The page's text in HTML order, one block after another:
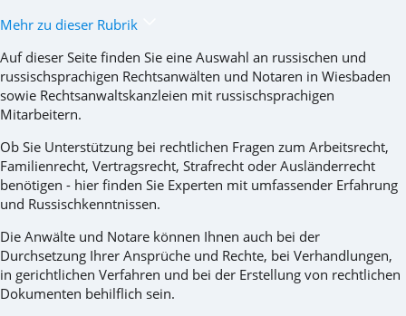
Mehr zu dieser Rubrik
Auf dieser Seite finden Sie eine Auswahl an russischen und
russischsprachigen Rechtsanwälten und Notaren in Wiesbaden
sowie Rechtsanwaltskanzleien mit russischsprachigen
Mitarbeitern.
Ob Sie Unterstützung bei rechtlichen Fragen zum Arbeitsrecht,
Familienrecht, Vertragsrecht, Strafrecht oder Ausländerrecht
benötigen - hier finden Sie Experten mit umfassender Erfahrung
und Russischkenntnissen.
Die Anwälte und Notare können Ihnen auch bei der
Durchsetzung Ihrer Ansprüche und Rechte, bei Verhandlungen,
in gerichtlichen Verfahren und bei der Erstellung von rechtlichen
Dokumenten behilflich sein.